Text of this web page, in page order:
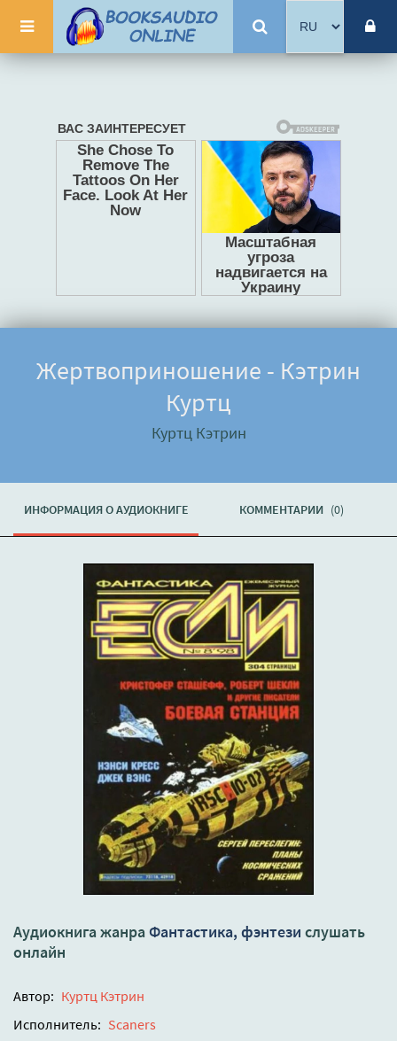
Жертвоприношение - Кэтрин
Куртц
Куртц Кэтрин
ИНФОРМАЦИЯ О АУДИОКНИГЕ КОММЕНТАРИИ (0)
Аудиокнига жанра Фантастика, фэнтези слушать
онлайн
Автор: Куртц Кэтрин
Исполнитель: Scaners